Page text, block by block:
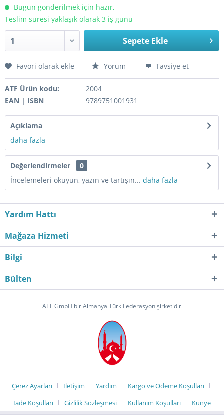
Bugün gönderilmek için hazır,
Teslim süresi yaklaşık olarak 3 iş günü
Sepete Ekle
Favori olarak ekle Yorum Tavsiye et
ATF Ürün kodu:
2004
EAN | ISBN
9789751001931
Açıklama
daha fazla
Değerlendirmeler
0
İncelemeleri okuyun, yazın ve tartışın... daha fazla
Yardım Hattı
Mağaza Hizmeti
Bilgi
Bülten
ATF GmbH bir Almanya Türk Federasyon şirketidir
Çerez Ayarları İletişim Yardım
Kargo ve Ödeme Koşulları
İade Koşulları
Gizlilik Sözleşmesi Kullanım Koşulları Künye